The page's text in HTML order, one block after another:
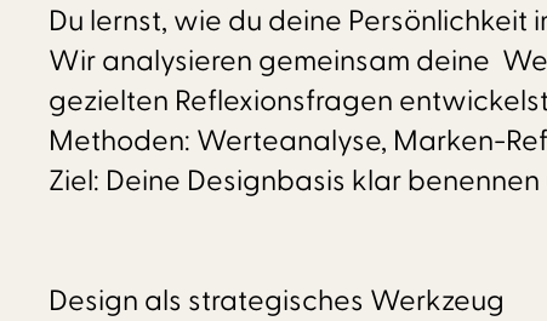
Du lernst, wie du deine
Wir analysieren gemeinsam deine
gezielten Reflexionsfragen
Methoden: Werteanalyse, Marken-
Ziel: Deine Designbasis klar
Design als strategisches Werkzeug